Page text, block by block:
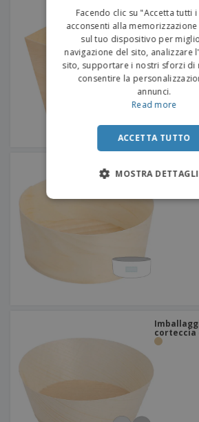
Mini
pino di
millimetri
corteccia
corteccia
Facendo clic su "Accetta tutti
acconsenti alla
sul tuo dispositivo per
navigazione del sito, analizzare
sito, supportare i nostri sforzi di
consentire la
annunci.
Read more
ACCETTA TUTTO
MOSTRA DETTAGLI